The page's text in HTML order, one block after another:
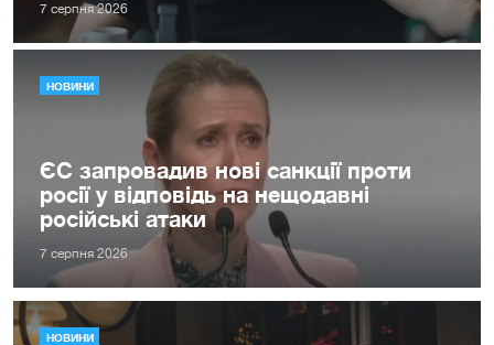
7 серпня 2026
НОВИНИ
ЄС запровадив нові санкції проти
росії у відповідь на нещодавні
російські атаки
7 серпня 2026
НОВИНИ